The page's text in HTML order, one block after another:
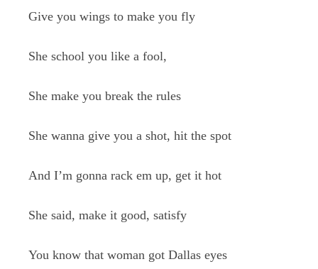
Give you wings to make you fly
She school you like a fool,
She make you break the rules
She wanna give you a shot, hit the spot
And I’m gonna rack em up, get it hot
She said, make it good, satisfy
You know that woman got Dallas eyes